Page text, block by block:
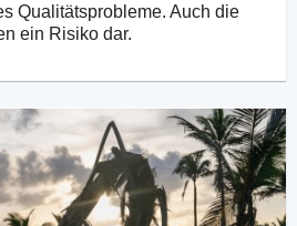
Qualitätsprobleme. Auch die
ein Risiko dar.